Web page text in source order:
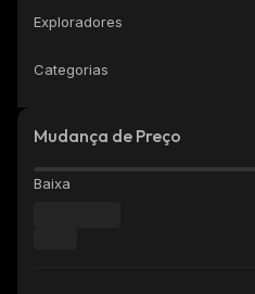
Exploradores
Categorias
Mudança de Preço
Baixa